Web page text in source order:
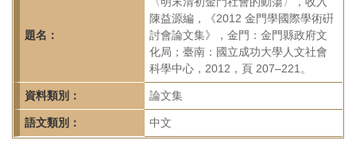
究
首
頁
題名：
陳益源編，《2012 金門學國際學術硏
討會論文集》，金門：金門縣政府文
化局；臺南：國立成功大學人文社會
科學中心，2012，頁 207–221。
資料類別： 論文集
語文類別： 中文